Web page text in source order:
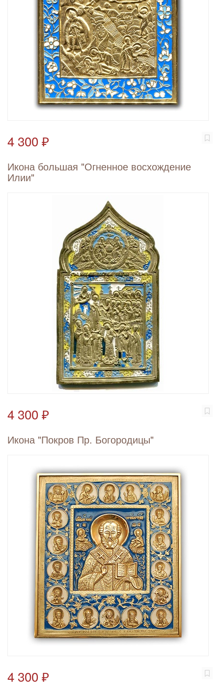
4 300 ₽
Икона большая "Огненное восхождение
Илии"
4 300 ₽
Икона "Покров Пр. Богородицы"
4 300 ₽